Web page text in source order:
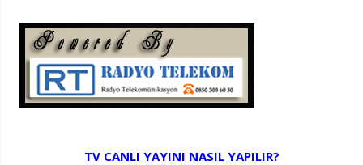
TV CANLI YAYINI NASIL YAPILIR?